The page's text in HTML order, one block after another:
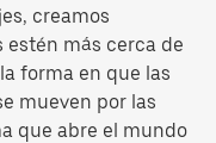
creamos
estén más cerca de
forma en que las
mueven por las
que abre el mundo